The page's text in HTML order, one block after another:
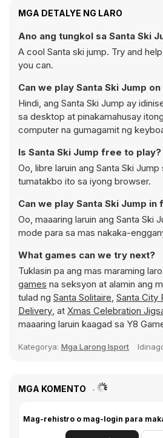
MGA DETALYE NG LARO
Ano ang tungkol sa Santa Ski
A cool Santa ski jump. Try and
you can.
Can we play Santa Ski Jump
Hindi, ang Santa Ski Jump ay
sa desktop at pinakamahusay
computer na gumagamit ng
Is Santa Ski Jump free to play?
Oo, libre laruin ang Santa Ski
tumatakbo ito sa iyong browser.
Can we play Santa Ski Jump
Oo, maaaring laruin ang Santa Ski
mode para sa mas nakaka-
What games can we try next?
Tuklasin pa ang mas maraming
games na seksyon at alamin ang
tulad ng Santa Solitaire, Santa City
Delivery, at Xmas Celebration
maaaring laruin kaagad sa Y8
Kategorya: Mga Larong Isport
MGA KOMENTO
Mag-rehistro o mag-login para